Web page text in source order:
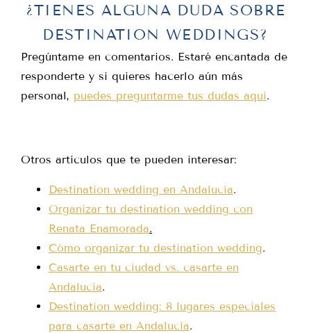
¿TIENES ALGUNA DUDA SOBRE
DESTINATION WEDDINGS?
Pregúntame en comentarios. Estaré encantada de
responderte y si quieres hacerlo aún más
personal, puedes preguntarme tus dudas aquí.
Otros artículos que te pueden interesar:
Destination wedding en Andalucía.
Organizar tu destination wedding con
Renata Enamorada.
Cómo organizar tu destination wedding.
Casarte en tu ciudad vs. casarte en
Andalucía.
Destination wedding: 8 lugares especiales
para casarte en Andalucía.